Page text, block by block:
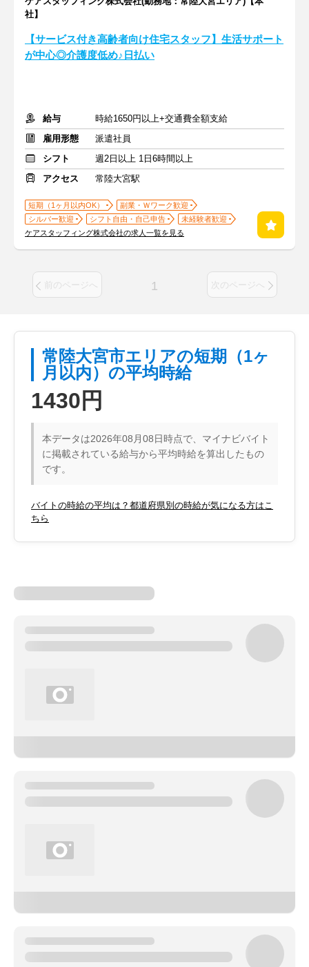
社】
【サービス付き高齢者向け住宅スタッフ】生活サポート
が中心◎介護度低め♪日払い
給与
時給1650円以上+交通費全額支給
雇用形態
派遣社員
シフト
週2日以上 1日6時間以上
アクセス
常陸大宮駅
短期（1ヶ月以内OK）
副業・Ｗワーク歓迎
シルバー歓迎
シフト自由・自己申告
未経験者歓迎
ケアスタッフィング株式会社の求人一覧を見る
前のページへ 1 次のページへ
常陸大宮市エリアの短期（1ヶ
月以内）の平均時給
1430円
本データは2026年08月08日時点で、マイナビバイト
に掲載されている給与から平均時給を算出したもの
です。
バイトの時給の平均は？都道府県別の時給が気になる方はこ
ちら